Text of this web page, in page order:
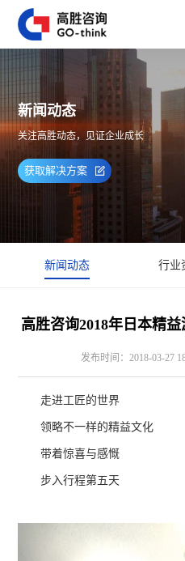
新闻动态
关注高胜动态，见证企业成长
获取解决方案
新闻动态 行业
高胜咨询2018年日本精
发布时间：2018-03-27
走进工匠的世界
领略不一样的精益文化
带着惊喜与感慨
步入行程第五天